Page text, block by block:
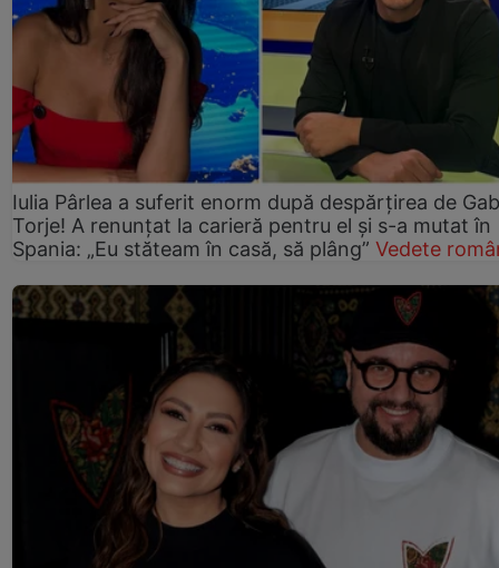
Iulia Pârlea a suferit enorm după despărțirea de
Torje! A renunțat la carieră pentru el și s-a mutat în
Spania: „Eu stăteam în casă, să plâng” Vedete